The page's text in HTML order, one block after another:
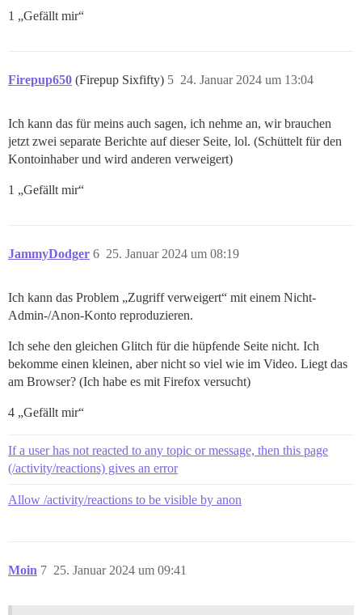
1 „Gefällt mir“
Firepup650 (Firepup Sixfifty) 24. Januar 2024 um 13:04
5
Ich kann das für meins auch sagen, ich nehme an, wir brauchen
jetzt zwei separate Berichte auf dieser Seite, lol. (Schüttelt für den
Kontoinhaber und wird anderen verweigert)
1 „Gefällt mir“
JammyDodger 25. Januar 2024 um 08:19
6
Ich kann das Problem „Zugriff verweigert“ mit einem Nicht-
Admin-/Anon-Konto reproduzieren.
Ich sehe den gleichen Glitch für die hüpfende Seite nicht. Ich
bekomme einen kleinen, aber nicht so viel wie im Video. Liegt das
am Browser? (Ich habe es mit Firefox versucht)
4 „Gefällt mir“
If a user has not reacted to any topic or message, then this page
(/activity/reactions) gives an error
Allow /activity/reactions to be visible by anon
Moin 25. Januar 2024 um 09:41
7